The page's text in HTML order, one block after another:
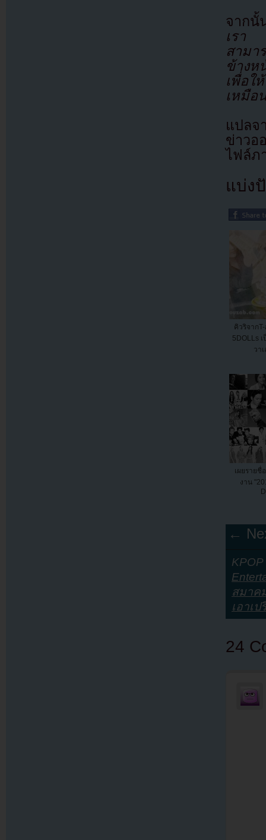
จาก
เรา
สามา
ข้างห
เพื่อใ
เหมือ
แปลจ
ข่าวอ
ไฟล์ภ
แบ่ง
คิวริจาก
5DOLLs
วา
เผยรายชื่
งาน
←
สมาค
เอาเป
24